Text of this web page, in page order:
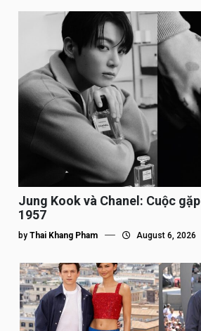
Jung Kook và Chanel: Cuộc
1957
by Thai Khang Pham August 6, 2026